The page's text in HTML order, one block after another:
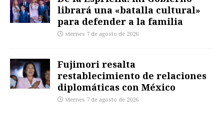
librará una «batalla cultural»
para defender a la familia
viernes 7 de agosto de 2026
Fujimori resalta
restablecimiento de relaciones
diplomáticas con México
viernes 7 de agosto de 2026